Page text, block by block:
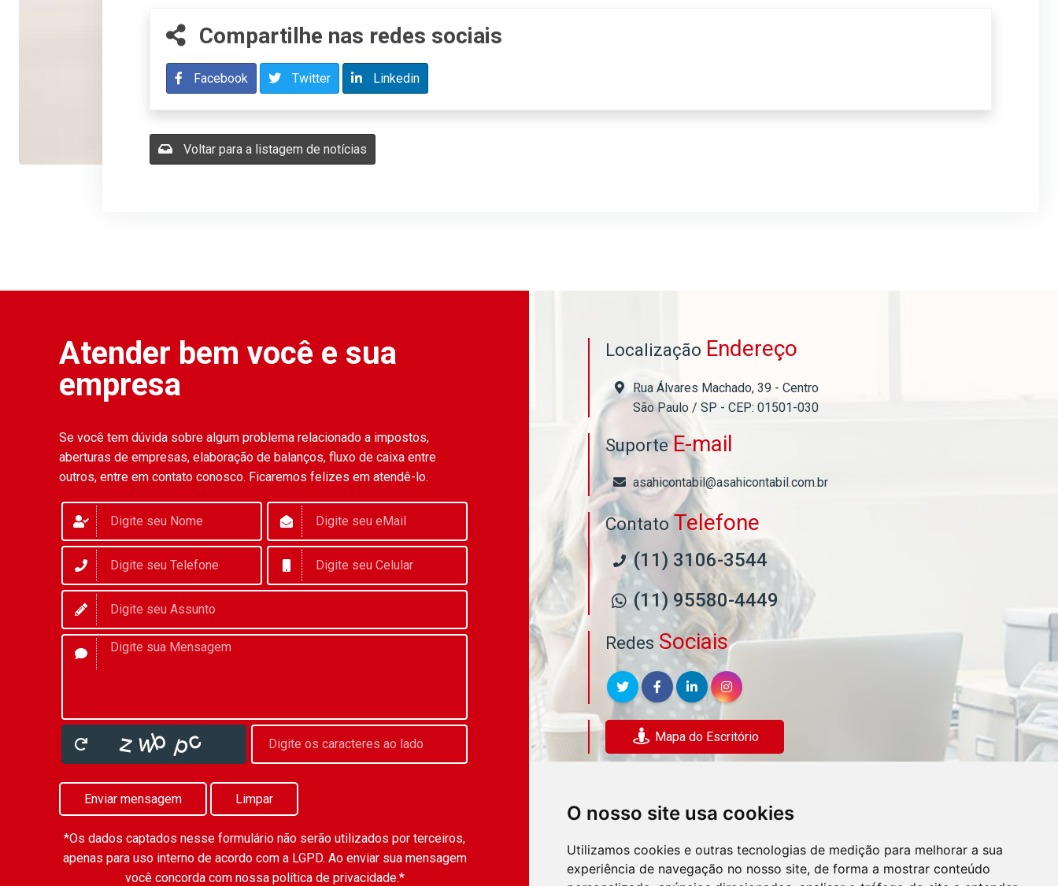
O nosso site usa cookies
Utilizamos cookies e outras tecnologias de medição para melhorar a sua
experiência de navegação no nosso site, de forma a mostrar conteúdo
Compartilhe nas redes sociais
Facebook Twitter Linkedin
Voltar para a listagem de notícias
Atender bem você e sua
empresa
Se você tem dúvida sobre algum problema relacionado a impostos,
aberturas de empresas, elaboração de balanços, fluxo de caixa entre
outros, entre em contato conosco. Ficaremos felizes em atendê-lo.
Enviar mensagem Limpar
*Os dados captados nesse formulário não serão utilizados por terceiros,
apenas para uso interno de acordo com a LGPD. Ao enviar sua mensagem
você concorda com nossa política de privacidade.*
Localização Endereço
Rua Álvares Machado, 39 - Centro
São Paulo / SP - CEP: 01501-030
SuporteE-mail
asahicontabil@asahicontabil.com.br
Contato Telefone
(11) 3106-3544
(11) 95580-4449
Redes Sociais
Mapa do Escritório